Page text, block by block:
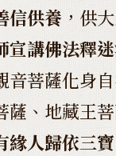
信供養 ，供
宣講佛法釋
音菩薩化身
、地藏王菩
緣人歸依三